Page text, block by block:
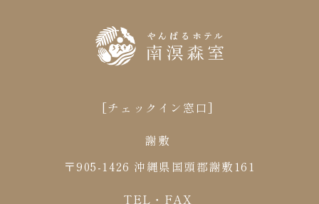
[チェックイン窓口]
謝敷
〒905-1426 沖縄県国頭郡謝敷161
TEL・FAX